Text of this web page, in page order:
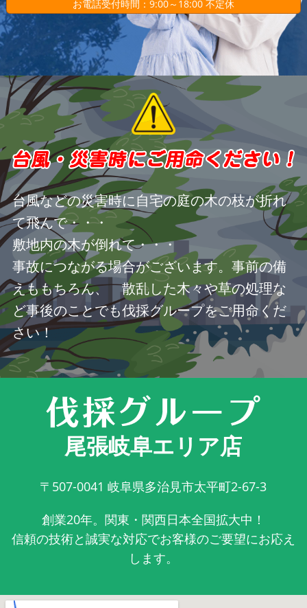
お電話受付時間：9:00～18:00 不定休
台風などの災害時に自宅の庭の木の枝が折れ
て飛んで・・・
敷地内の木が倒れて・・・
事故につながる場合がございます。事前の備
えももちろん、 散乱した木々や草の処理な
ど事後のことでも伐採グループをご用命くだ
さい！
尾張岐阜エリア店
〒507-0041 岐阜県多治見市太平町2-67-3
創業20年。関東・関西日本全国拡大中！
信頼の技術と誠実な対応でお客様のご要望にお応え
します。